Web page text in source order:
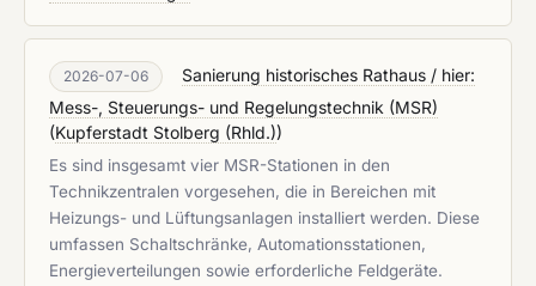
2026-07-06
Sanierung historisches Rathaus / hier:
Mess-, Steuerungs- und Regelungstechnik (MSR)
(Kupferstadt Stolberg (Rhld.))
Es sind insgesamt vier MSR-Stationen in den
Technikzentralen vorgesehen, die in Bereichen mit
Heizungs- und Lüftungsanlagen installiert werden. Diese
umfassen Schaltschränke, Automationsstationen,
Energieverteilungen sowie erforderliche Feldgeräte.